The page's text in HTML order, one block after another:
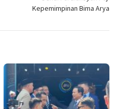
Kepemimpinan Bima Arya